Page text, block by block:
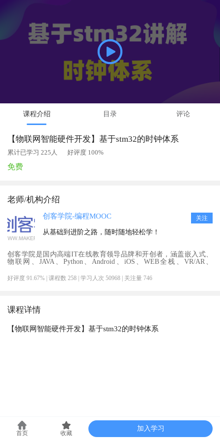
课程介绍 目录 评论
【物联网智能硬件开发】基于stm32的时钟体系
累计已学习 225人 好评度 100%
免费
老师/机构介绍
创客学院-编程MOOC 关注
从基础到进阶之路，随时随地轻松学！
创客学院是国内高端IT在线教育领导品牌和开创者，涵盖嵌入式、
物联网、JAVA、Python、Android、iOS、WEB全栈、VR/AR、
好评度 91.67% | 课程数 258 | 学习人次 50968 | 关注量 746
课程详情
【物联网智能硬件开发】基于stm32的时钟体系
首页 收藏
加入学习